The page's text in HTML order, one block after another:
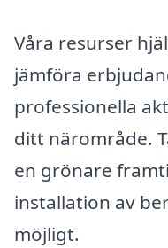
Våra resurser
jämföra
professionella
ditt närområde.
en grönare
installation av
möjligt.